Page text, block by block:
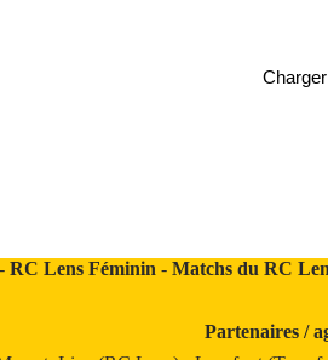
RC Lens Féminin - Matchs du RC
Partenaires /